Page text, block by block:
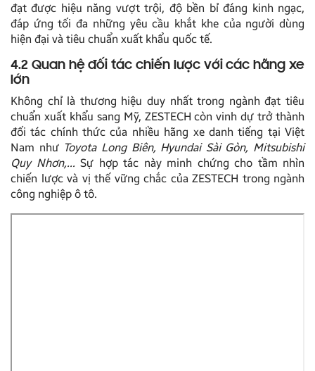
đạt được hiệu năng vượt trội, độ bền bỉ đáng kinh ngạc,
đáp ứng tối đa những yêu cầu khắt khe của người dùng
hiện đại và tiêu chuẩn xuất khẩu quốc tế.
4.2 Quan hệ đối tác chiến lược với các hãng xe
lớn
Không chỉ là thương hiệu duy nhất trong ngành đạt tiêu
chuẩn xuất khẩu sang Mỹ, ZESTECH còn vinh dự trở thành
đối tác chính thức của nhiều hãng xe danh tiếng tại Việt
Nam như Toyota Long Biên, Hyundai Sài Gòn, Mitsubishi
Quy Nhơn,… Sự hợp tác này minh chứng cho tầm nhìn
chiến lược và vị thế vững chắc của ZESTECH trong ngành
công nghiệp ô tô.